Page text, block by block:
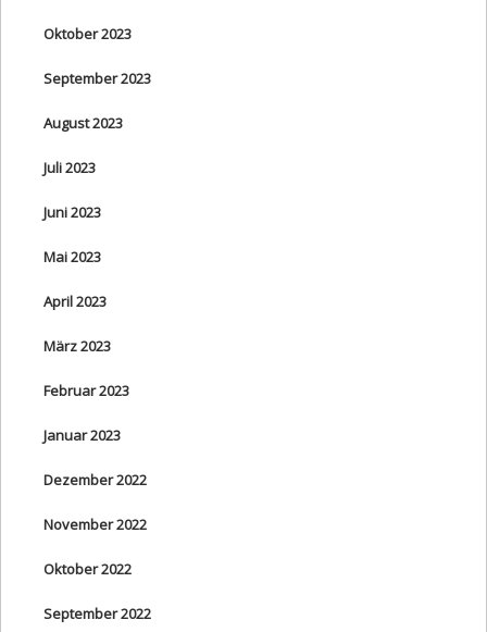
Oktober 2023
September 2023
August 2023
Juli 2023
Juni 2023
Mai 2023
April 2023
März 2023
Februar 2023
Januar 2023
Dezember 2022
November 2022
Oktober 2022
September 2022